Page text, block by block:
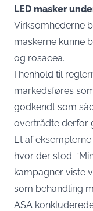
LED masker
Virksomhederne
maskerne kunne
og rosacea.
I henhold til
markedsføres
godkendt som
overtrådte derfor
Et af
hvor der stod:
kampagner viste
som behandling
ASA